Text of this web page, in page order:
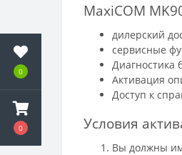
0
0
MaxiCOM
дилерский
сервисные
Диагностика
Активация
Доступ к
Условия
Вы должны